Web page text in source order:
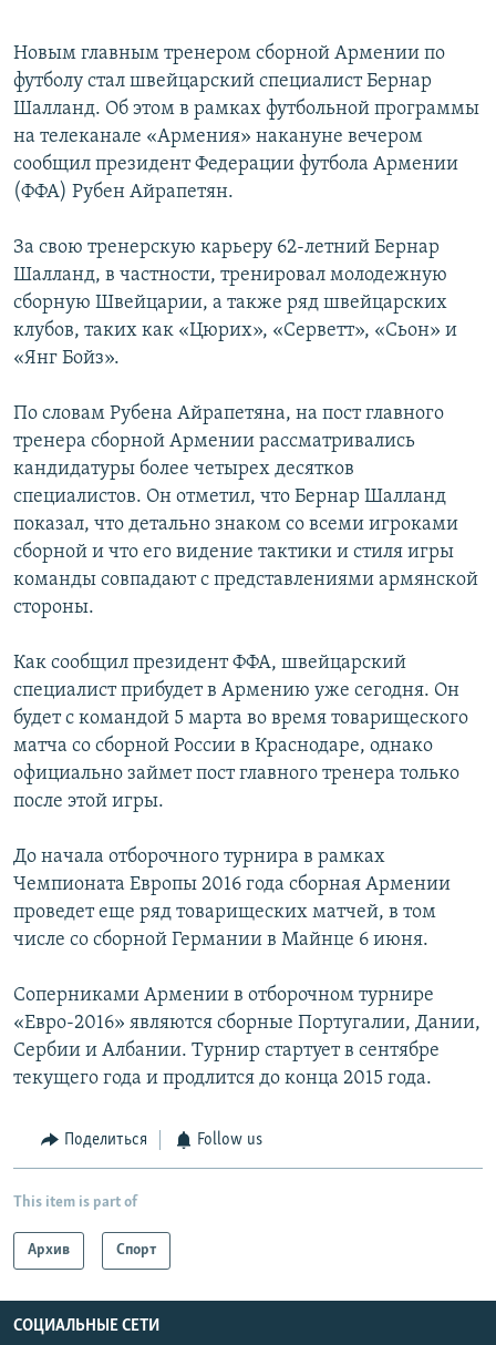
Новым главным тренером сборной Армении по
футболу стал швейцарский специалист Бернар
Шалланд. Об этом в рамках футбольной программы
на телеканале «Армения» накануне вечером
сообщил президент Федерации футбола Армении
(ФФА) Рубен Айрапетян.
За свою тренерскую карьеру 62-летний Бернар
Шалланд, в частности, тренировал молодежную
сборную Швейцарии, а также ряд швейцарских
клубов, таких как «Цюрих», «Серветт», «Сьон» и
«Янг Бойз».
По словам Рубена Айрапетяна, на пост главного
тренера сборной Армении рассматривались
кандидатуры более четырех десятков
специалистов. Он отметил, что Бернар Шалланд
показал, что детально знаком со всеми игроками
сборной и что его видение тактики и стиля игры
команды совпадают с представлениями армянской
стороны.
Как сообщил президент ФФА, швейцарский
специалист прибудет в Армению уже сегодня. Он
будет с командой 5 марта во время товарищеского
матча со сборной России в Краснодаре, однако
официально займет пост главного тренера только
после этой игры.
До начала отборочного турнира в рамках
Чемпионата Европы 2016 года сборная Армении
проведет еще ряд товарищеских матчей, в том
числе со сборной Германии в Майнце 6 июня.
Соперниками Армении в отборочном турнире
«Евро-2016» являются сборные Португалии, Дании,
Сербии и Албании. Турнир стартует в сентябре
текущего года и продлится до конца 2015 года.
Поделиться Follow us
This item is part of
Архив Спорт
СОЦИАЛЬНЫЕ СЕТИ